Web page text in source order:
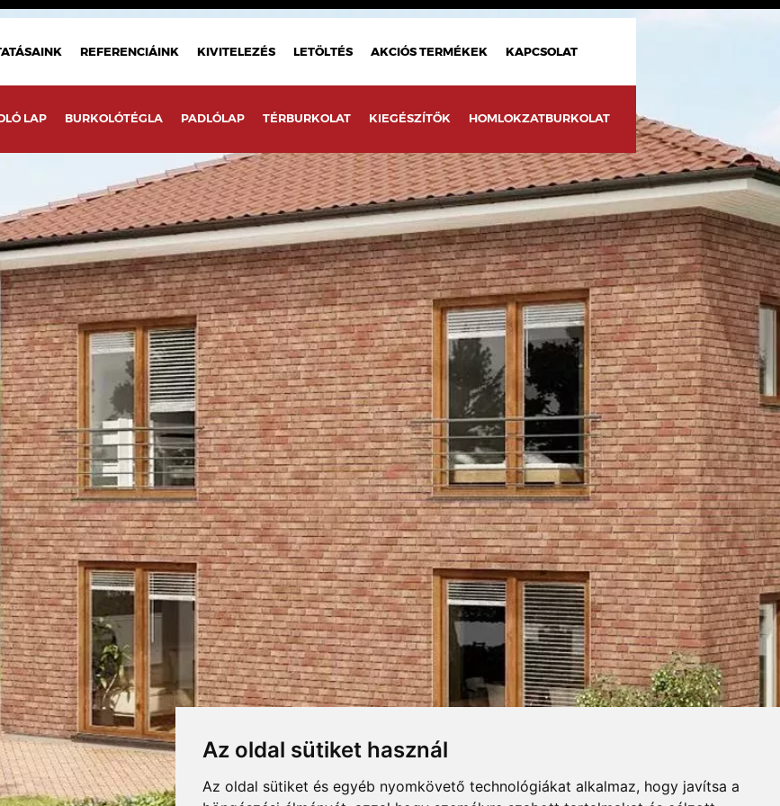
Az oldal sütiket használ
Az oldal sütiket és egyéb nyomkövető technológiákat alkalmaz, hogy javítsa a
REFERENCIÁINK KIVITELEZÉS LETÖLTÉS AKCIÓS TERMÉKEK KAPCSOLAT
LAP BURKOLÓTÉGLA PADLÓLAP TÉRBURKOLAT KIEGÉSZÍTŐK HOMLOKZATBURKOLAT
KLINKERTÉGLA
Összecsuk
LETÖLTÉSEK FUGASZINEK
KIEGÉSZÍTŐK
kékes szénfoltokkal díszített kézi vetésű felületű klinkertégla. Mediterrán hatású, napfényt idéző
DOBOZOLÁS
TÖMEG
RAKLAPTÖMEG
DARABSÚLY
DARAB / RAKLAP